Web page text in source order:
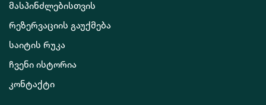
მასპინძლებისთვის
რეზერვაციის გაუქმება
საიტის რუკა
ჩვენი ისტორია
კონტაქტი